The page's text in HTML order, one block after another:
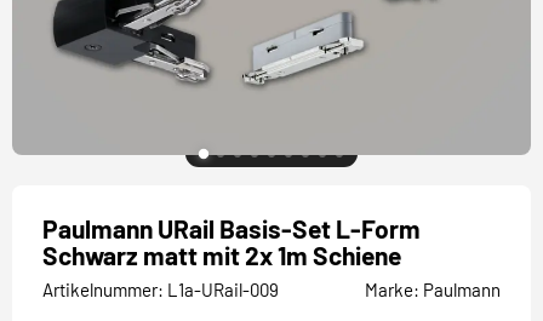
Paulmann URail Basis-Set L-Form
Schwarz matt mit 2x 1m Schiene
Artikelnummer: L1a-URail-009 Marke: Paulmann